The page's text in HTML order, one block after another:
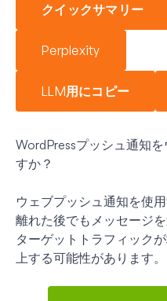
クイックサマリー
Perplexity
LLM用にコピー
WordPressプッシュ通知
すか？
ウェブプッシュ通知を使
離れた後でもメッセージ
ターゲットトラフィック
上する可能性があります。